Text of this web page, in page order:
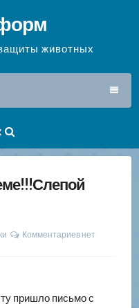
животных
VK
Комментариев нет
пришло письмо с